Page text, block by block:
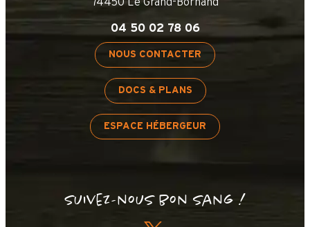
04 50 02 78 06
NOUS CONTACTER
DOCS & PLANS
ESPACE HÉBERGEUR
Suivez-nous bon sang !